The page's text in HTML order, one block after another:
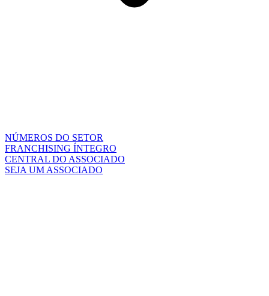
NÚMEROS DO SETOR
FRANCHISING ÍNTEGRO
CENTRAL DO ASSOCIADO
SEJA UM ASSOCIADO